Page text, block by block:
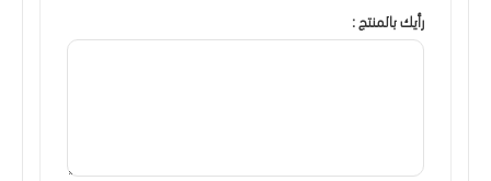
رأيك بالمنتج :